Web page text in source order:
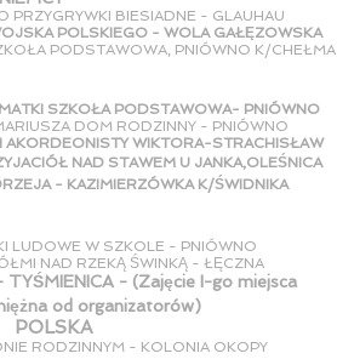
PRZYGRYWKI BIESIADNE - GLAUHAU
POLSKIEGO - WOLA GAŁĘZOWSKA
PODSTAWOWA, PNIÓWNO K/CHEŁMA
SZKOŁA PODSTAWOWA- PNIÓWNO
DOM RODZINNY - PNIÓWNO
AKORDEONISTY WIKTORA-STRACHISŁAW
NAD STAWEM U JANKA,OLEŚNICA
- KAZIMIERZÓWKA K/ŚWIDNIKA
LUDOWE W SZKOLE - PNIÓWNO
NAD RZEKĄ ŚWINKĄ - ŁĘCZNA
TYŚMIENICA - (Zajęcie I-go miejsca
od organizatorów)
POLSKA
RODZINNYM - KOLONIA OKOPY